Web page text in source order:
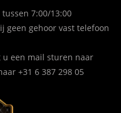
tussen 7:00/13:00
geen gehoor vast telefoon
een mail sturen naar
+31 6 387 298 05